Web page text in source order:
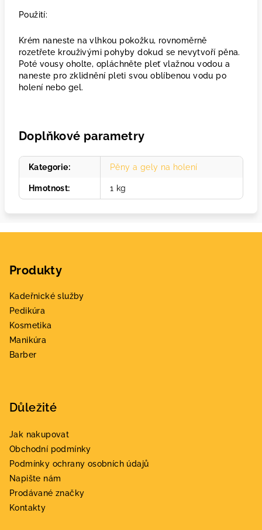
Použití:
Krém naneste na vlhkou pokožku, rovnoměrně
rozetřete krouživými pohyby dokud se nevytvoří pěna.
Poté vousy oholte, opláchněte pleť vlažnou vodou a
naneste pro zklidnění pleti svou oblíbenou vodu po
holení nebo gel.
Doplňkové parametry
Kategorie: Pěny a gely na holení
Hmotnost: 1 kg
Produkty
Kadeřnické služby
Pedikúra
Kosmetika
Manikúra
Barber
Důležité
Jak nakupovat
Obchodní podmínky
Podmínky ochrany osobních údajů
Napište nám
Prodávané značky
Kontakty